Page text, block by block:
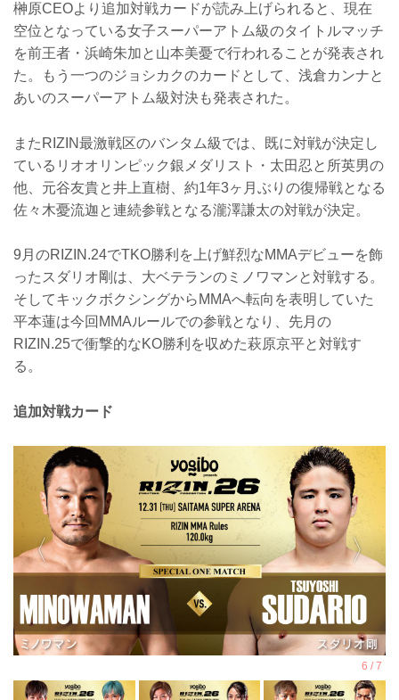
榊原CEOより追加対戦カードが読み上げられると、現在
空位となっている女子スーパーアトム級のタイトルマッチ
を前王者・浜崎朱加と山本美憂で行われることが発表され
た。もう一つのジョシカクのカードとして、浅倉カンナと
あいのスーパーアトム級対決も発表された。
またRIZIN最激戦区のバンタム級では、既に対戦が決定し
ているリオオリンピック銀メダリスト・太田忍と所英男の
他、元谷友貴と井上直樹、約1年3ヶ月ぶりの復帰戦となる
佐々木憂流迦と連続参戦となる瀧澤謙太の対戦が決定。
9月のRIZIN.24でTKO勝利を上げ鮮烈なMMAデビューを飾
ったスダリオ剛は、大ベテランのミノワマンと対戦する。
そしてキックボクシングからMMAへ転向を表明していた
平本蓮は今回MMAルールでの参戦となり、先月の
RIZIN.25で衝撃的なKO勝利を収めた萩原京平と対戦す
る。
追加対戦カード